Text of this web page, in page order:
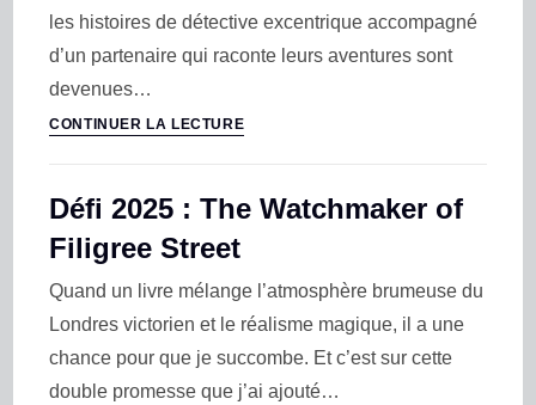
les histoires de détective excentrique accompagné
d’un partenaire qui raconte leurs aventures sont
devenues…
CONTINUER LA LECTURE
Défi 2025 : The Watchmaker of
Filigree Street
Quand un livre mélange l’atmosphère brumeuse du
Londres victorien et le réalisme magique, il a une
chance pour que je succombe. Et c’est sur cette
double promesse que j’ai ajouté…